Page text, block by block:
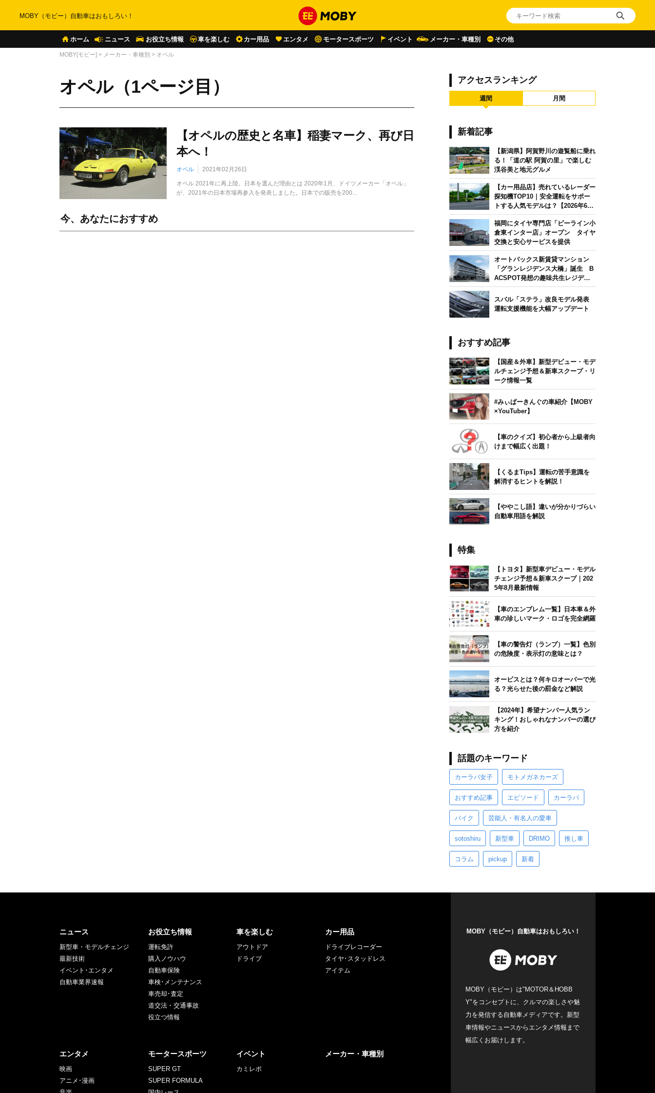
MOBY（モビー）自動車はおもしろい！
ホーム ニュース お役立ち情報 車を楽しむ カー用品 エンタメ モータースポーツ イベント メーカー・車種別 その他
MOBY[モビー] > メーカー・車種別 > オペル
オペル（1ページ目）
【オペルの歴史と名車】稲妻マーク、再び日
本へ！
オペル 2021年02月26日
オペル 2021年に再上陸。日本を選んだ理由とは 2020年1月、ドイツメーカー「オペル」
が、2021年の日本市場再参入を発表しました。日本での販売を200...
今、あなたにおすすめ
アクセスランキング
週間 月間
新着記事
【新潟県】阿賀野川の遊覧船に乗れ
る！「道の駅 阿賀の里」で楽しむ
渓谷美と地元グルメ
【カー用品店】売れているレーダー
探知機TOP10｜安全運転をサポー
トする人気モデルは？【2026年6月
版】
福岡にタイヤ専門店「ビーライン小
倉東インター店」オープン タイヤ
交換と安心サービスを提供
オートバックス新賃貸マンション
「グランレジデンス大橋」誕生 B
ACSPOT発想の趣味共生レジデン
ス
スバル「ステラ」改良モデル発表
運転支援機能を大幅アップデート
おすすめ記事
【国産＆外車】新型デビュー・モデ
ルチェンジ予想＆新車スクープ・リ
ーク情報一覧
#みぃぱーきんぐの車紹介【MOBY
×YouTuber】
【車のクイズ】初心者から上級者向
けまで幅広く出題！
【くるまTips】運転の苦手意識を
解消するヒントを解説！
【ややこし語】違いが分かりづらい
自動車用語を解説
特集
【トヨタ】新型車デビュー・モデル
チェンジ予想＆新車スクープ｜202
5年8月最新情報
【車のエンブレム一覧】日本車＆外
車の珍しいマーク・ロゴを完全網羅
【車の警告灯（ランプ）一覧】色別
の危険度・表示灯の意味とは？
オービスとは？何キロオーバーで光
る？光らせた後の罰金など解説
【2024年】希望ナンバー人気ラン
キング！おしゃれなナンバーの選び
方を紹介
話題のキーワード
カーラバ女子 モトメガネカーズ
おすすめ記事 エピソード カーラバ
バイク 芸能人・有名人の愛車
sotoshiru 新型車 DRIMO 推し車
コラム pickup 新着
ニュース
新型車・モデルチェンジ
最新技術
イベント･エンタメ
自動車業界速報
お役立ち情報
運転免許
購入ノウハウ
自動車保険
車検･メンテナンス
車売却･査定
道交法・交通事故
役立つ情報
車を楽しむ
アウトドア
ドライブ
カー用品
ドライブレコーダー
タイヤ･スタッドレス
アイテム
エンタメ
映画
アニメ･漫画
モータースポーツ
SUPER GT
SUPER FORMULA
イベント
カミレポ
メーカー・車種別
MOBY（モビー）自動車はおもしろい！
MOBY（モビー）は"MOTOR＆HOBB
Y"をコンセプトに、クルマの楽しさや魅
力を発信する自動車メディアです。新型
車情報やニュースからエンタメ情報まで
幅広くお届けします。